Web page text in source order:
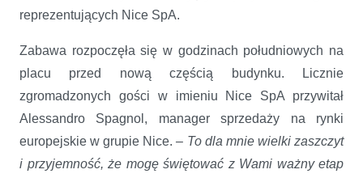
reprezentujących Nice SpA.
Zabawa rozpoczęła się w godzinach południowych na
placu przed nową częścią budynku. Licznie
zgromadzonych gości w imieniu Nice SpA przywitał
Alessandro Spagnol, manager sprzedaży na rynki
europejskie w grupie Nice.– To dla mnie wielki zaszczyt
i przyjemność, że mogę świętować z Wami ważny etap